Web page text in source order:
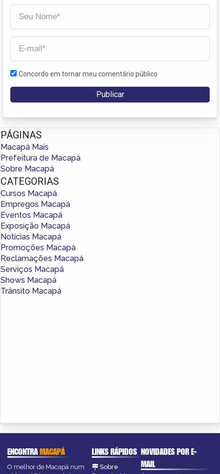
Concordo em tornar meu comentário público
PÁGINAS
Macapá Mais
Prefeitura de Macapá
Sobre Macapá
CATEGORIAS
Cursos Macapá
Empregos Macapá
Eventos Macapá
Exposição Macapá
Notícias Macapá
Promoções Macapá
Reclamações Macapá
Serviços Macapá
Shows Macapá
Trânsito Macapá
ENCONTRAMACAPÁ
O melhor de Macapá num
LINKS RÁPIDOS
Sobre
NOVIDADES POR E-
MAIL